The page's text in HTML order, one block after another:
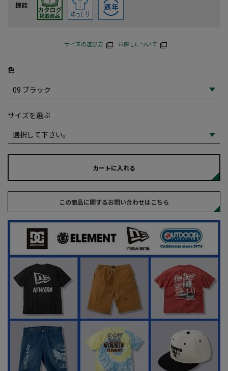
機能
サイズの選び方 お直しについて
色
サイズを選ぶ
カートに入れる
この商品に関するお問い合わせはこちら